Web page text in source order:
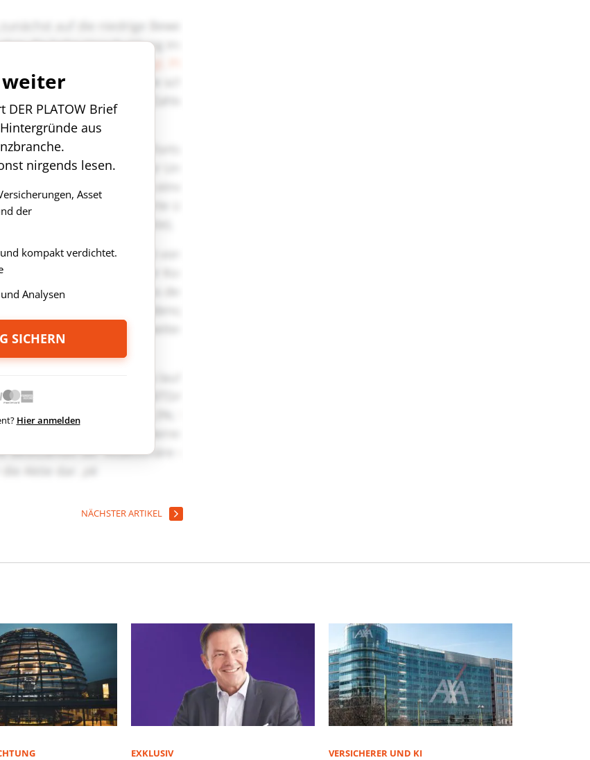
weiter
PLATOW Brief
aus
nirgends lesen.
Asset
der
kompakt verdichtet.
Analysen
SICHERN
Hier anmelden
NÄCHSTER ARTIKEL
EXKLUSIV VERSICHERER UND KI